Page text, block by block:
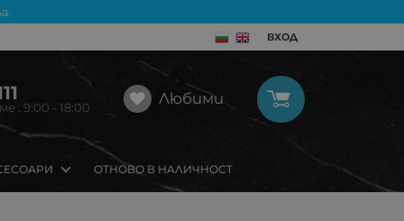
ВХОД
: 9:00 - 18:00 Любими
ОТНОВО В НАЛИЧНОСТ